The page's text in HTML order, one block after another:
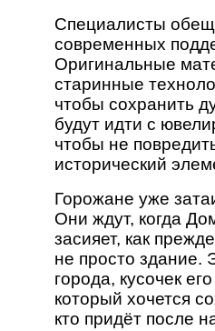
Специалисты
современных
Оригинальные
старинные
чтобы сохранить
будут идти с
чтобы не
исторический
Горожане уже
Они ждут, когда
засияет, как
не просто здание.
города, кусочек
который хочется
кто придёт после